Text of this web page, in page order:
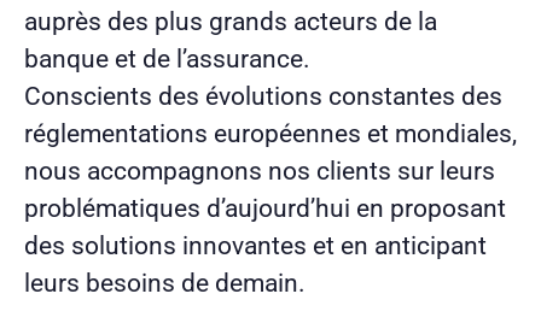
auprès des plus grands acteurs de la
banque et de l’assurance.
Conscients des évolutions constantes des
réglementations européennes et mondiales,
nous accompagnons nos clients sur leurs
problématiques d’aujourd’hui en proposant
des solutions innovantes et en anticipant
leurs besoins de demain.